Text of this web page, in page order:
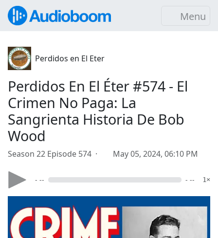
Menu
Perdidos en El Eter
Perdidos En El Éter #574 - El
Crimen No Paga: La
Sangrienta Historia De Bob
Wood
Season 22 Episode 574 · May 05, 2024, 06:10 PM
- -- - -- 1×